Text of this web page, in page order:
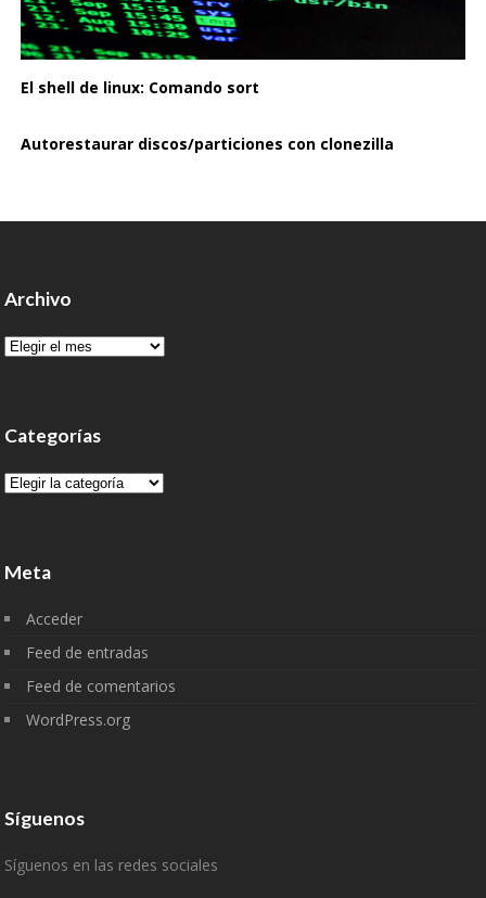
El shell de linux: Comando sort
Autorestaurar discos/particiones con clonezilla
Archivo
Archivo
Categorías
Categorías
Meta
Acceder
Feed de entradas
Feed de comentarios
WordPress.org
Síguenos
Síguenos en las redes sociales